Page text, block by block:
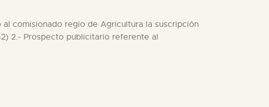
comisionado regio de Agricultura la suscripción
2.- Prospecto publicitario referente al